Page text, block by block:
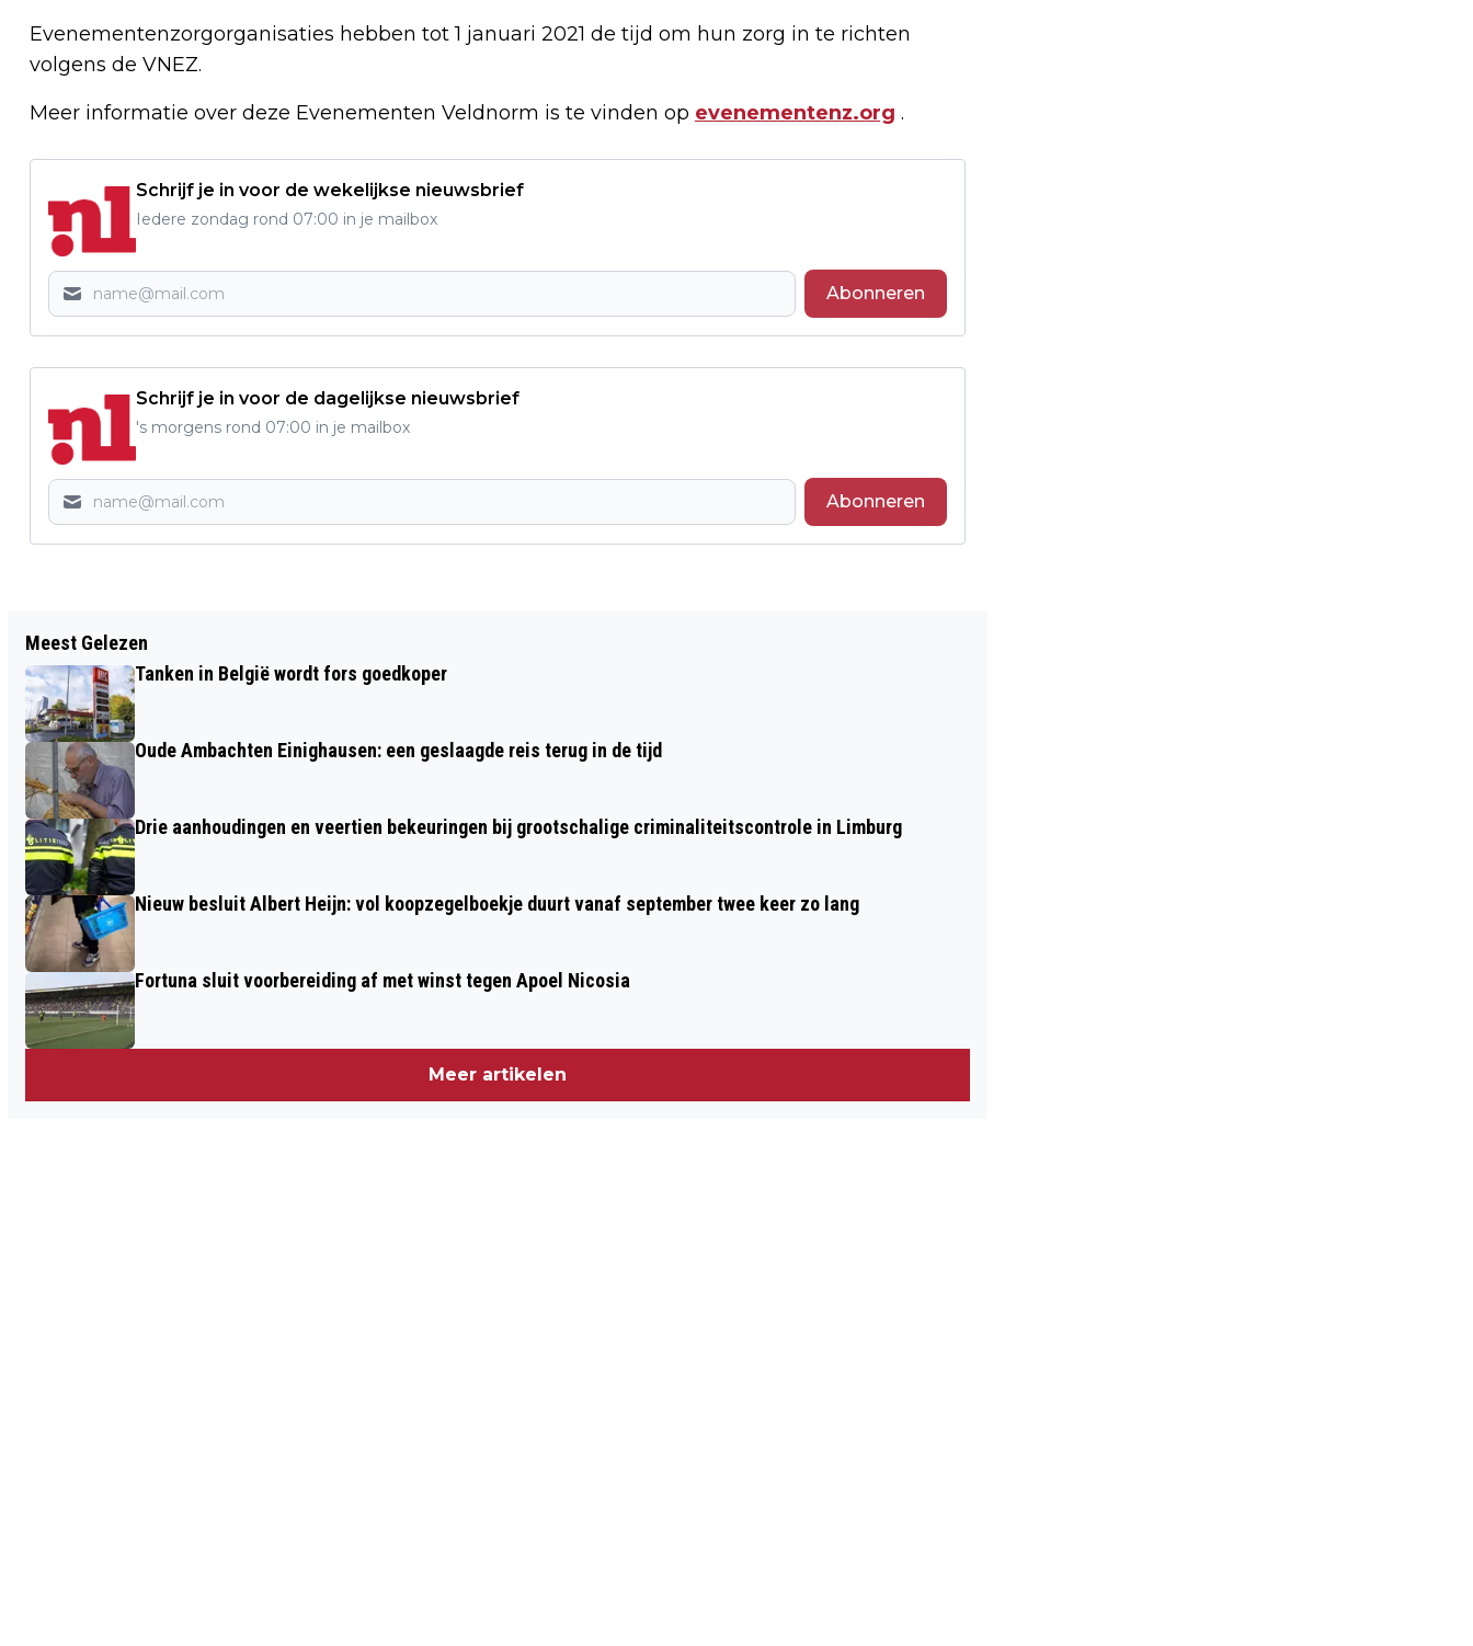
Evenementenzorgorganisaties hebben tot 1 januari 2021 de tijd om hun zorg in te richten
volgens de VNEZ.
Meer informatie over deze Evenementen Veldnorm is te vinden op evenementenz.org .
Schrijf je in voor de wekelijkse nieuwsbrief
Iedere zondag rond 07:00 in je mailbox
Abonneren
Schrijf je in voor de dagelijkse nieuwsbrief
's morgens rond 07:00 in je mailbox
Abonneren
VOLLEYBALCLUB TRIVOC’75 ZOEKT
VERSTERKING
Meest Gelezen
Tanken in België wordt fors goedkoper
Oude Ambachten Einighausen: een geslaagde reis terug in de tijd
Drie aanhoudingen en veertien bekeuringen bij grootschalige criminaliteitscontrole in Limburg
Nieuw besluit Albert Heijn: vol koopzegelboekje duurt vanaf september twee keer zo lang
Fortuna sluit voorbereiding af met winst tegen Apoel Nicosia
Meer artikelen